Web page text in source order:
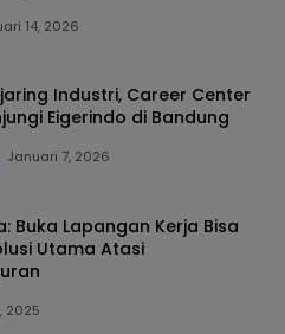
14, 2026
Industri, Career Center
Eigerindo di Bandung
Januari 7, 2026
Buka Lapangan Kerja Bisa
Utama Atasi
2025